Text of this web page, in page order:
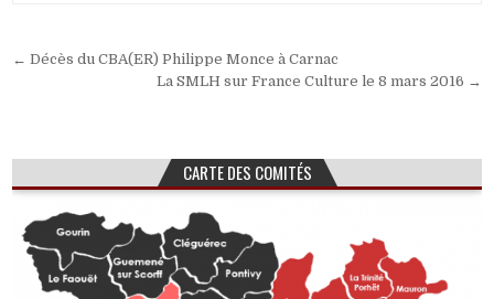
Navigation
← Décès du CBA(ER) Philippe Monce à Carnac
La SMLH sur France Culture le 8 mars 2016 →
CARTE DES COMITÉS